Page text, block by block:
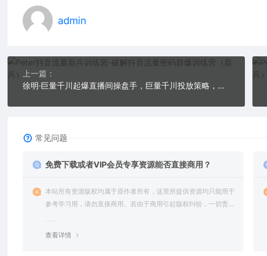
admin
上一篇：
徐明·巨量千川起爆直播间操盘手，巨量千川投放策略，实现快速起号和直播间高投产
常见问题
免费下载或者VIP会员专享资源能否直接商用？
本站所有资源版权均属于原作者所有，这里所提供资源均只能用于
参考学习用，请勿直接商用。若由于商用引起版权纠纷，一切责任
查看详情